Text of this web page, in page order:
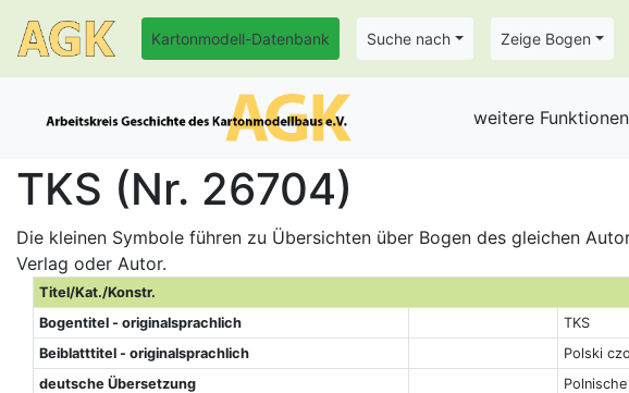
Kartonmodell-Datenbank Suche nach Zeige Bogen
weitere
TKS (Nr. 26704)
Die kleinen Symbole führen zu Übersichten über Bogen des gleichen
Verlag oder Autor.
Titel/Kat./Konstr.
Bogentitel - originalsprachlich
TKS
Beiblatttitel - originalsprachlich
Polski
deutsche Übersetzung